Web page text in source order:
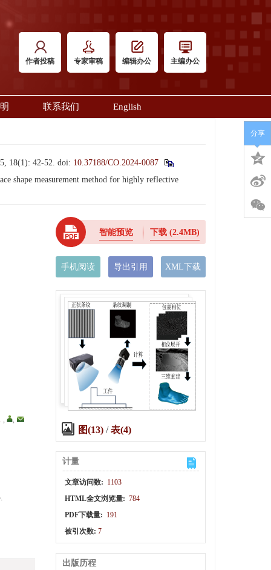
作者投稿 专家审稿 编辑办公 主编办公
联系我们 English
18(1): 42-52. doi: 10.37188/CO.2024-0087
shape measurement method for highly reflective
, ,
智能预览 下载 (2.4MB)
手机阅读 导出引用 XML下载
图(13)/表(4)
计量
文章访问数: 1103
HTML全文浏览量: 784
PDF下载量: 191
被引次数: 7
出版历程
分享